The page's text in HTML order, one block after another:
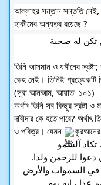
আল্লাহর সন্তান সন্ততি নেই,
হাকীমের অন্যত্র রয়েছে ?
تكن له صحبة
তিনি আসমান ও যমীনের
কেহ নেই। তিনিই প্রত্যেকটি
(সূরা আনআম, আয়াত  ১০১)
অর্থাৎ তিনি সব কিছুর স্রষ্টা ও
দাবীদার কে হতে পারে?
ও পবিত্র। যেমন
تكاد آلسمو
للرحمن ولدا.
في السموات والأرض